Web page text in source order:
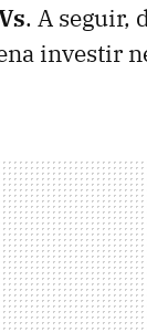
. A seguir,
investir